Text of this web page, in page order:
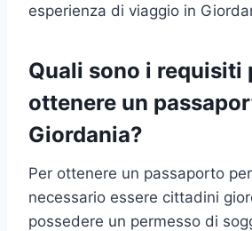
esperienza di viaggio in
Quali sono i requisiti
ottenere un
Giordania?
Per ottenere un passaporto
necessario essere cittadini
possedere un permesso di